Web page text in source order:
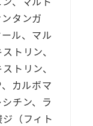
タンガ
ル、マル
トリン、
トリン、
カルボマ
チン、ラ
（フィト